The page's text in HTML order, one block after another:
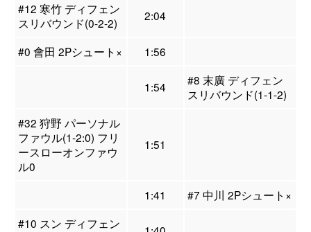
#12 寒竹 ディフェン
スリバウンド(0-2-2)
2:04
#0 會田 2Pシュート× 1:56
1:54
#8 末廣 ディフェン
スリバウンド(1-1-2)
#32 狩野 パーソナル
ファウル(1-2:0) フリ
ースローオンファウ
ル0
1:51
1:41
#7 中川 2Pシュート×
#10 スン ディフェン